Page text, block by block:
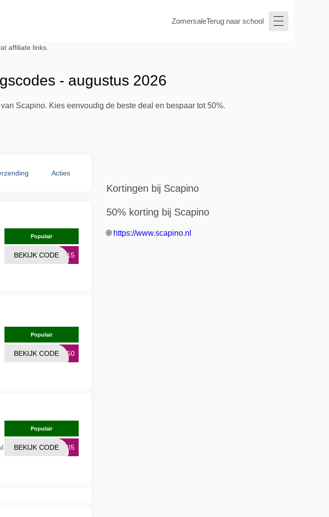
ZomersaleTerug naar school
affiliate links.
- augustus 2026
Scapino. Kies eenvoudig de beste deal en bespaar tot 50%.
Acties
Populair
EY15
BEKIJK CODE
Populair
2E50
BEKIJK CODE
Populair
HKI5
BEKIJK CODE
Kortingen bij Scapino
50% korting bij Scapino
🌐 https://www.scapino.nl